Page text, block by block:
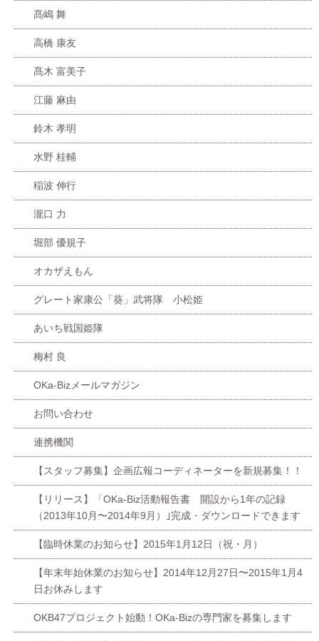
髙嶋 舞
高橋 康友
髙木 富美子
江藤 麻由
鈴木 孝明
水野 桂輔
稲波 伸行
瀧口 力
堀部 優規子
オカザえもん
グレート家康公「葵」武将隊 小松姫
あいち戦国姫隊
梅村 良
OKa-Bizメールマガジン
お問い合わせ
連携機関
【スタッフ募集】企画広報コーディネーターを新規募集！！
【リリース】「OKa-Biz活動報告書 開設から1年の記録
（2013年10月〜2014年9月）｣完成・ダウンロードできます
【臨時休業のお知らせ】2015年1月12日（祝・月）
【年末年始休業のお知らせ】2014年12月27日〜2015年1月4
日お休みします
OKB47プロジェクト始動！OKa-Bizの専門家を募集します